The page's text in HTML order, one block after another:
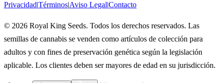
PrivacidadTérminosAviso LegalContacto
© 2026 Royal King Seeds. Todos los derechos reservados. Las
semillas de cannabis se venden como artículos de colección para
adultos y con fines de preservación genética según la legislación
aplicable. Los clientes deben ser mayores de edad en su jurisdicción.